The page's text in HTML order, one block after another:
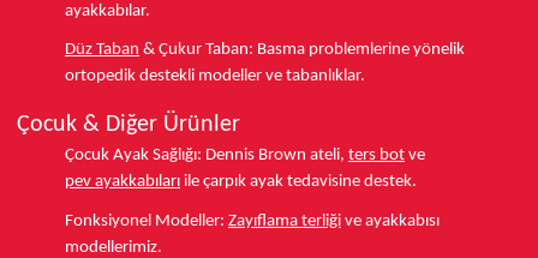
ayakkabılar.
Düz Taban & Çukur Taban: Basma problemlerine yönelik
ortopedik destekli modeller ve tabanlıklar.
Çocuk & Diğer Ürünler
Çocuk Ayak Sağlığı: Dennis Brown ateli, ters bot ve
pev ayakkabıları ile çarpık ayak tedavisine destek.
Fonksiyonel Modeller: Zayıflama terliği ve ayakkabısı
modellerimiz.